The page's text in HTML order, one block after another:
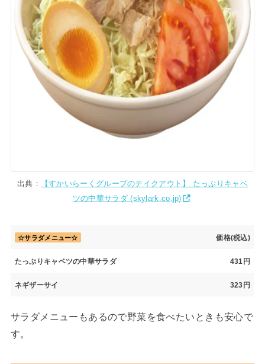
出典：
【すかいらーくグループのテイクアウト】 たっぷりキャベ
ツの中華サラダ (skylark.co.jp)
☆サラダメニュー☆ 価格(税込)
たっぷりキャベツの中華サラダ 431円
ネギザーサイ 323円
サラダメニューもあるので野菜を食べたいときも安心で
す。